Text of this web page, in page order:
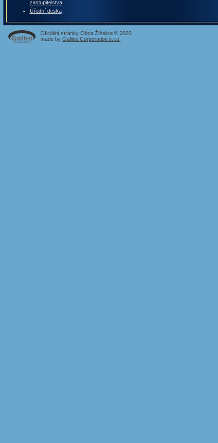
zastupitelstva
Úřední deska
Oficiální stránky Obce Žiželice © 2020
made by Galileo Corporation s.r.o.